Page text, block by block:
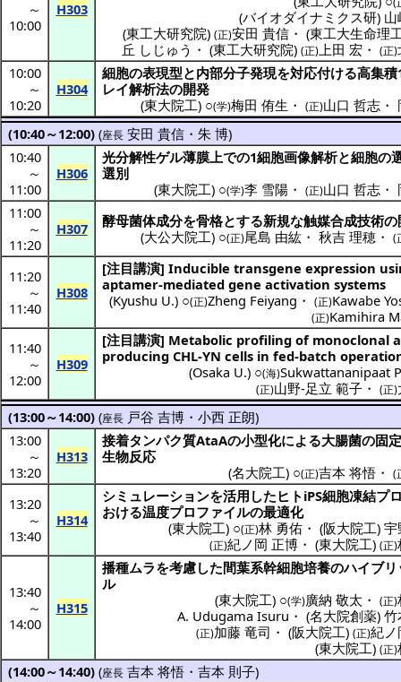
～
10:00
H303 (バイオダイナミクス研)
(東工大研究院) (正)安田 貴信・ (東工大生命理
丘 しじゅう ・ (東工大研究院) (正)上田 宏 ・ (正)
10:00
～
10:20
H304
細胞の表現型と内部分子発現を対応付ける高集積
レイ解析法の開発
(東大院工) ○(学)梅田 侑生 ・ (正)山口 哲志・
(10:40～12:00) (座長 安田 貴信 ・朱 博)
10:40
～
11:00
H306
光分解性ゲル薄膜上での1細胞画像解析と細胞の
選別
(東大院工) ○(学)李 雪陽・ (正)山口 哲志・
11:00
～
11:20
H307 酵母菌体成分を骨格とする新規な触媒合成技術の
(大公大院工) ○(正)尾島 由紘・ 秋吉 理穂・ (
11:20
～
11:40
H308
[注目講演] Inducible transgene expression
aptamer-mediated gene activation systems
(Kyushu U.) ○(正)Zheng Feiyang ・ (正)Kawabe
(正)Kamihira
11:40
～
12:00
H309
[注目講演] Metabolic profiling of monoclonal
producing CHL-YN cells in fed-batch
(Osaka U.) ○(海)Sukwattananipaat
(正)山野-足立 範子・ (正)
(13:00～14:00) (座長 戸谷 吉博 ・小西 正朗)
13:00
～
13:20
H313
接着タンパク質AtaAの小型化による大腸菌の固
生物反応
(名大院工) ○(正)吉本 将悟・ (
13:20
～
13:40
H314
シミュレーションを活用 した ヒト iPS細胞凍結プ
おける温度プロファイルの最適化
(東大院工) ○(正)林 勇佑・ (阪大院工) 宇
(正)紀ノ岡 正博・ (東大院工) (正)
13:40
～
14:00
H315
播種ムラを考慮した間葉系幹細胞培養のハイブ
ル
(東大院工) ○(学)廣納 敬太 ・ (正)
A. Udugama Isuru ・ (名大院創薬) 竹
(正)加藤 竜司 ・ (阪大院工) (正)紀ノ
(東大院工) (正)
(14:00～14:40) (座長 吉本 将悟 ・吉本 則子)